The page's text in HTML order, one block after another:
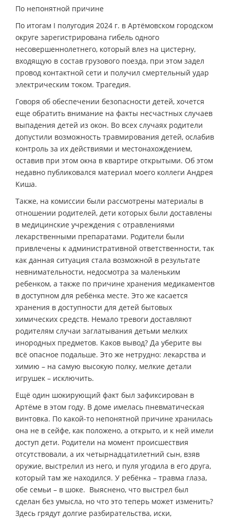
По непонятной причине
По итогам I полугодия 2024 г. в Артёмовском городском
округе зарегистрирована гибель одного
несовершеннолетнего, который влез на цистерну,
входящую в состав грузового поезда, при этом задел
провод контактной сети и получил смертельный удар
электрическим током. Трагедия.
Говоря об обеспечении безопасности детей, хочется
еще обратить внимание на факты несчастных случаев
выпадения детей из окон. Во всех случаях родители
допустили возможность травмирования детей, ослабив
контроль за их действиями и местонахождением,
оставив при этом окна в квартире открытыми. Об этом
недавно публиковался материал моего коллеги Андрея
Киша.
Также, на комиссии были рассмотрены материалы в
отношении родителей, дети которых были доставлены
в медицинские учреждения с отравлениями
лекарственными препаратами. Родители были
привлечены к административной ответственности, так
как данная ситуация стала возможной в результате
невнимательности, недосмотра за маленьким
ребенком, а также по причине хранения медикаментов
в доступном для ребёнка месте. Это же касается
хранения в доступности для детей бытовых
химических средств. Немало тревоги доставляют
родителям случаи заглатывания детьми мелких
инородных предметов. Каков вывод? Да уберите вы
всё опасное подальше. Это же нетрудно: лекарства и
химию – на самую высокую полку, мелкие детали
игрушек – исключить.
Ещё один шокирующий факт был зафиксирован в
Артёме в этом году. В доме имелась пневматическая
винтовка. По какой-то непонятной причине хранилась
она не в сейфе, как положено, а открыто, и к ней имели
доступ дети. Родители на момент происшествия
отсутствовали, а их четырнадцатилетний сын, взяв
оружие, выстрелил из него, и пуля угодила в его друга,
который там же находился. У ребёнка – травма глаза,
обе семьи – в шоке. Выяснено, что выстрел был
сделан без умысла, но что это теперь может изменить?
Здесь грядут долгие разбирательства, иски,